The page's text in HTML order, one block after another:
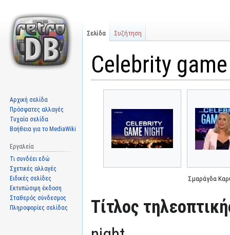
Celebrity
αναζήτηση
Σμαράγδα
Τίτλος
Σελίδα Συζήτηση
Αρχική σελίδα
Πρόσφατες αλλαγές
Τυχαία σελίδα
Βοήθεια για το MediaWiki
Εργαλεία
Τι συνδέει εδώ
Σχετικές αλλαγές
Ειδικές σελίδες
Εκτυπώσιμη έκδοση
Σταθερός σύνδεσμος
Πληροφορίες σελίδας